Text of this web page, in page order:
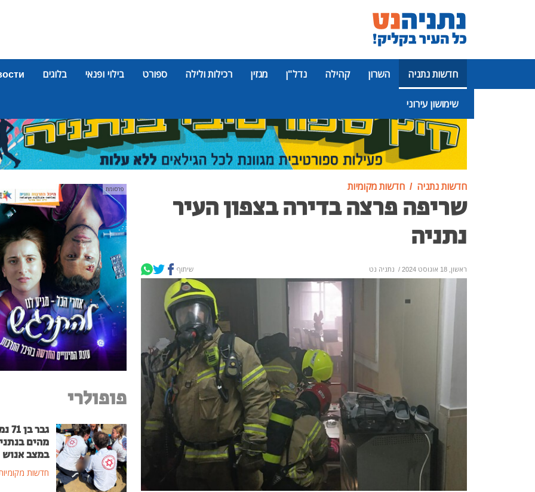
חדשות נתניה השרון קהילה נדל"ן מגזין רכילות ולילה ספורט בילוי ופנאי בלוגים
שימושון עירוני
פרסומת
חדשות נתניה חדשות מקומיות
שריפה פרצה בדירה בצפון העיר
נתניה
ראשון, 18 אוגוסט 2024 / נתניה נט שיתוף
פרסומת
פופולרי
גבר
מהים
במצב אנוש
חדשות